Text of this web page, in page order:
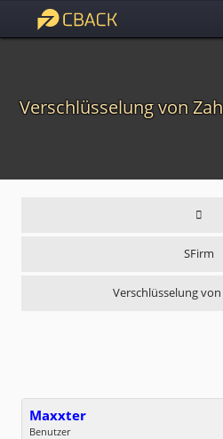
Verschlüsselung von
SFirm
Verschlüsselung
Maxxter
Benutzer